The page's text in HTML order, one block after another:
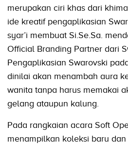
merupakan ciri khas dari
ide kreatif pengaplikasian
syar’i membuat Si.Se.Sa.
Official Branding Partner dari
Pengaplikasian Swarovski
dinilai akan menambah aura
wanita tanpa harus memakai
gelang ataupun kalung.
Pada rangkaian acara Soft
menampilkan koleksi baru dan